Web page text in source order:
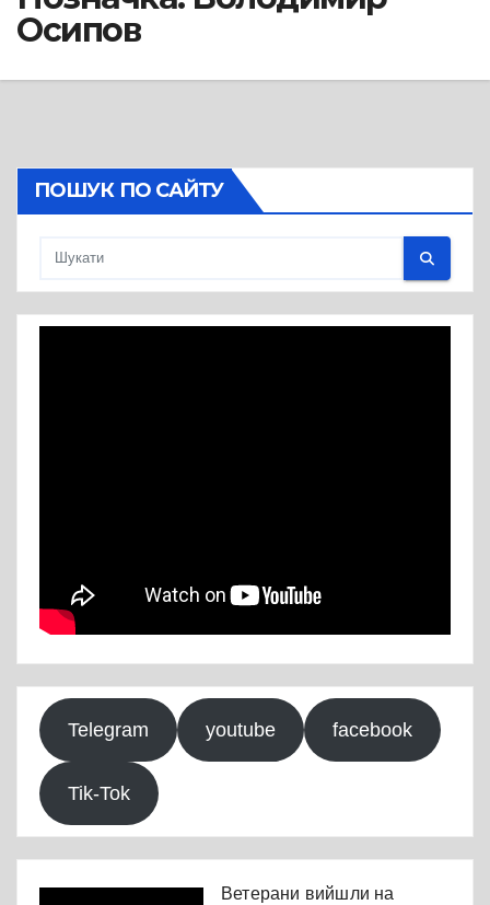
Осипов
ПОШУК ПО САЙТУ
Telegram youtube facebook
Tik-Tok
Ветерани вийшли на